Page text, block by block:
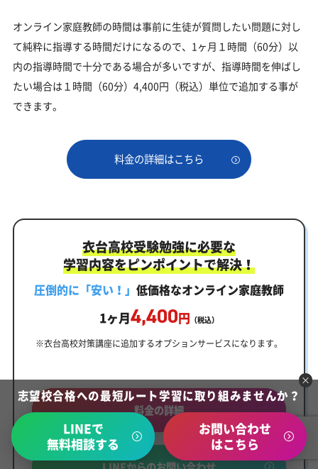
オンライン家庭教師の時間は事前に生徒が質問したい問題に対し
て純粋に指導する時間だけになるので、1ヶ月１時間（60分）以
内の指導時間で十分である場合が多いですが、指導時間を伸ばし
たい場合は１時間（60分）4,400円（税込）単位で追加する事が
できます。
料金の詳細はこちら
衣台高校受験勉強に必要な
学習内容をピンポイントで解決！
圧倒的に「安い！」 低価格なオンライン家庭教師
1ヶ月4,400円 （税込）
※衣台高校対策講座に追加するオプションサービスになります。
料金の詳細
志望校合格への最短ルート学習に取り組みませんか？
LINEで
無料相談する
お問い合わせ
はこちら